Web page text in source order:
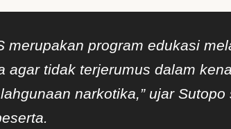
merupakan program edukasi
agar tidak terjerumus dalam
narkotika,” ujar